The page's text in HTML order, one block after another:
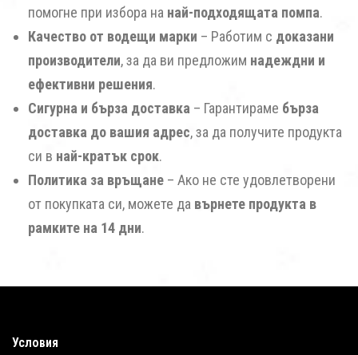
помогне при избора на най-подходящата помпа.
Качество от водещи марки – Работим с доказани
производители, за да ви предложим надеждни и
ефективни решения.
Сигурна и бърза доставка – Гарантираме бърза
доставка до вашия адрес, за да получите продукта
си в най-кратък срок.
Политика за връщане – Ако не сте удовлетворени
от покупката си, можете да върнете продукта в
рамките на 14 дни.
Условия